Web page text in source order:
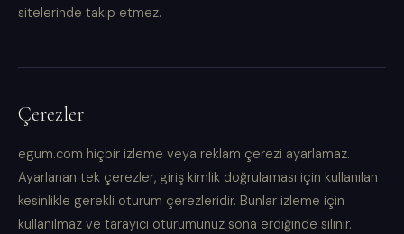
sitelerinde takip etmez.
Çerezler
egum.com hiçbir izleme veya reklam çerezi ayarlamaz.
Ayarlanan tek çerezler, giriş kimlik doğrulaması için kullanılan
kesinlikle gerekli oturum çerezleridir. Bunlar izleme için
kullanılmaz ve tarayıcı oturumunuz sona erdiğinde silinir.